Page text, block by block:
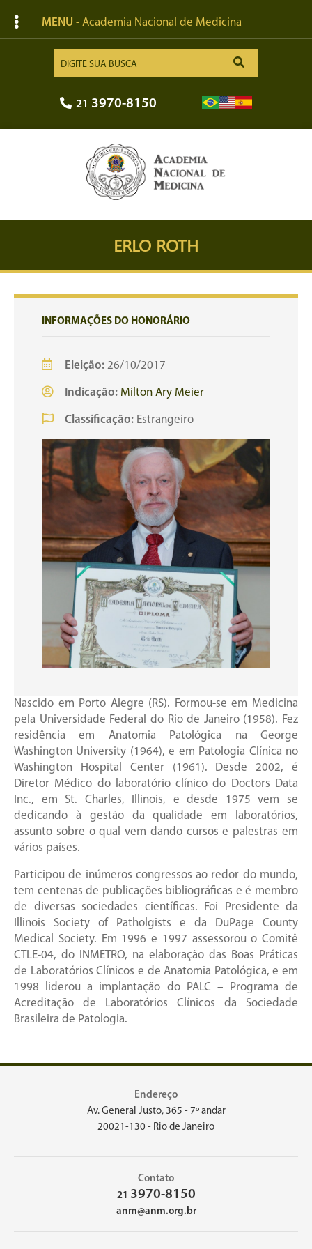
MENU - Academia Nacional de Medicina
21 3970-8150
ERLO ROTH
INFORMAÇÕES DO HONORÁRIO
Eleição: 26/10/2017
Indicação: Milton Ary Meier
Classificação: Estrangeiro
Nascido em Porto Alegre (RS). Formou-se em Medicina
pela Universidade Federal do Rio de Janeiro (1958). Fez
residência em Anatomia Patológica na George
Washington University (1964), e em Patologia Clínica no
Washington Hospital Center (1961). Desde 2002, é
Diretor Médico do laboratório clínico do Doctors Data
Inc., em St. Charles, Illinois, e desde 1975 vem se
dedicando à gestão da qualidade em laboratórios,
assunto sobre o qual vem dando cursos e palestras em
vários países.
Participou de inúmeros congressos ao redor do mundo,
tem centenas de publicações bibliográficas e é membro
de diversas sociedades científicas. Foi Presidente da
Illinois Society of Patholgists e da DuPage County
Medical Society. Em 1996 e 1997 assessorou o Comitê
CTLE-04, do INMETRO, na elaboração das Boas Práticas
de Laboratórios Clínicos e de Anatomia Patológica, e em
1998 liderou a implantação do PALC – Programa de
Acreditação de Laboratórios Clínicos da Sociedade
Brasileira de Patologia.
Endereço
Av. General Justo, 365 - 7º andar
20021-130 - Rio de Janeiro
Contato
21 3970-8150
anm@anm.org.br